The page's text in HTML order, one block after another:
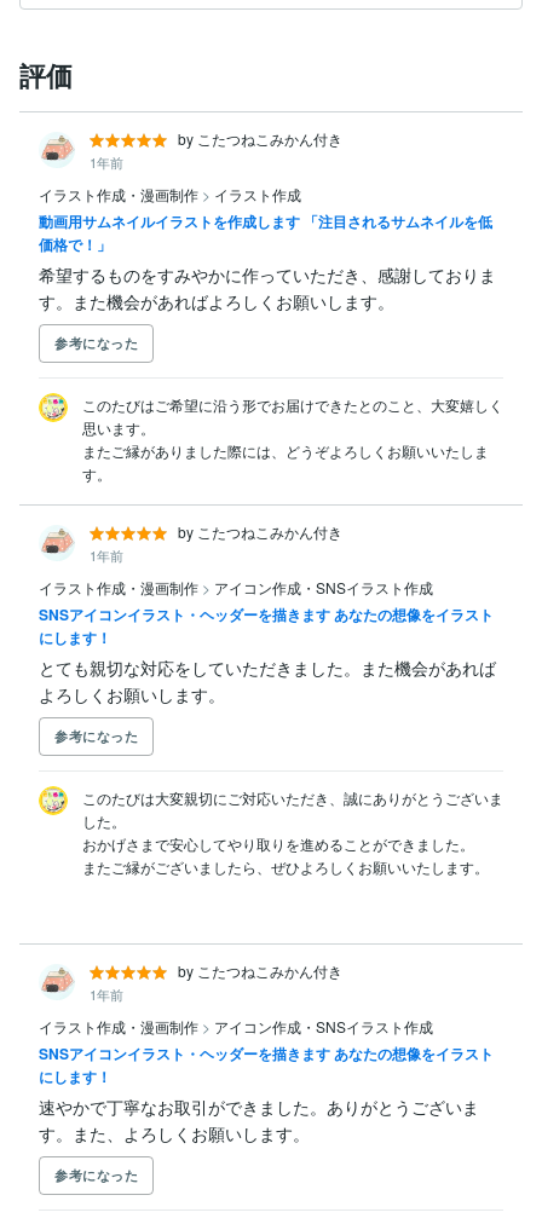
評価
by こたつねこみかん付き
1年前
イラスト作成・漫画制作 > イラスト作成
動画用サムネイルイラストを作成します 「注目されるサムネイルを低
価格で！」
希望するものをすみやかに作っていただき、感謝しておりま
す。また機会があればよろしくお願いします。
参考になった
このたびはご希望に沿う形でお届けできたとのこと、大変嬉しく
思います。
またご縁がありました際には、どうぞよろしくお願いいたしま
す。
by こたつねこみかん付き
1年前
イラスト作成・漫画制作 > アイコン作成・SNSイラスト作成
SNSアイコンイラスト・ヘッダーを描きます あなたの想像をイラスト
にします！
とても親切な対応をしていただきました。また機会があれば
よろしくお願いします。
参考になった
このたびは大変親切にご対応いただき、誠にありがとうございま
した。
おかげさまで安心してやり取りを進めることができました。
またご縁がございましたら、ぜひよろしくお願いいたします。
by こたつねこみかん付き
1年前
イラスト作成・漫画制作 > アイコン作成・SNSイラスト作成
SNSアイコンイラスト・ヘッダーを描きます あなたの想像をイラスト
にします！
速やかで丁寧なお取引ができました。ありがとうございま
す。また、よろしくお願いします。
参考になった